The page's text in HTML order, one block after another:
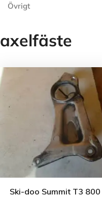
Övrigt
axelfäste
Ski-doo Summit T3 800